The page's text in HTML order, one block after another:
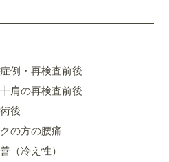
例・再検査前後
肩の再検査前後
後
の方の腰痛
（冷え性）